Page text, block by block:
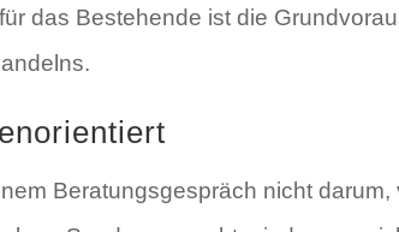
das Bestehende ist die
Beratungsgespräch nicht darum,